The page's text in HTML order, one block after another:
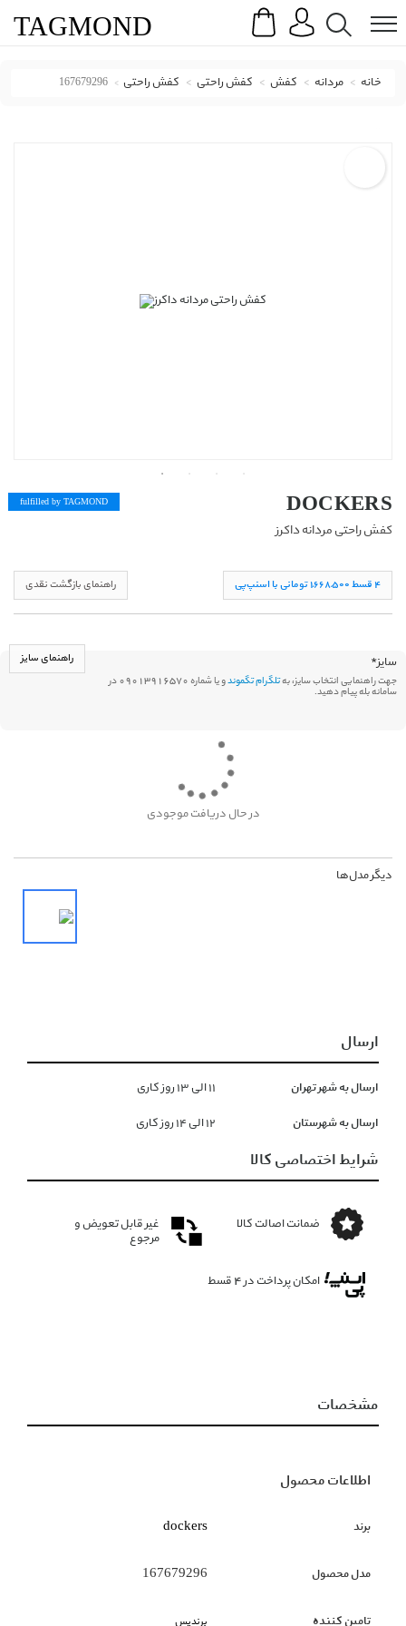
Search
TAGMOND
خانه مردانه کفش کفش راحتی کفش راحتی 167679296
DOCKERS
کفش راحتی مردانه داکرز
fulfilled by TAGMOND
راهنمای بازگشت نقدی ۴ قسط ١,۶۶۸,۵۰۰ تومانی با اسنپ‌پی
سایز* راهنمای سایز
جهت راهنمایی انتخاب سایز، بهتلگرام تگموند و یا شماره 09013916570 در
سامانه بله پیام دهید.
در حال دریافت موجودی
دیگر مدل‌ها
ارسال
ارسال به شهر تهران ١١ الی ١۳ روز کاری
ارسال به شهرستان ١۲ الی ١۴ روز کاری
شرایط اختصاصی کالا
ضمانت اصالت کالا
غیر قابل تعویض و
مرجوع
امکان پرداخت در 4 قسط
مشخصات
اطلاعات محصول
برند dockers
مدل محصول 167679296
تامین کننده برندیس